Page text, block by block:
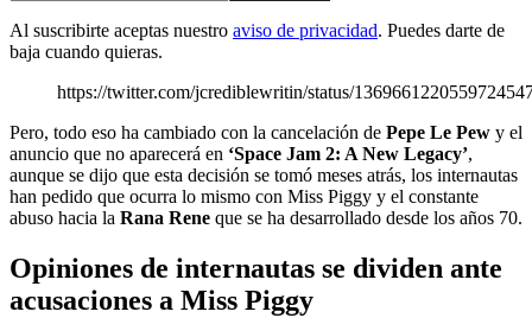
Al suscribirte aceptas nuestro aviso de privacidad. Puedes darte de
baja cuando quieras.
https://twitter.com/jcrediblewritin/status/
Pero, todo eso ha cambiado con la cancelación de Pepe Le Pew y el
anuncio que no aparecerá en ‘Space Jam 2: A New Legacy’,
aunque se dijo que esta decisión se tomó meses atrás, los internautas
han pedido que ocurra lo mismo con Miss Piggy y el constante
abuso hacia la Rana Rene que se ha desarrollado desde los años 70.
Opiniones de internautas se dividen ante
acusaciones a Miss Piggy